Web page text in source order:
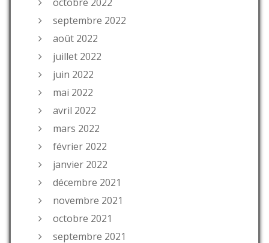
septembre 2022
août 2022
juillet 2022
juin 2022
mai 2022
avril 2022
mars 2022
février 2022
janvier 2022
décembre 2021
novembre 2021
octobre 2021
septembre 2021